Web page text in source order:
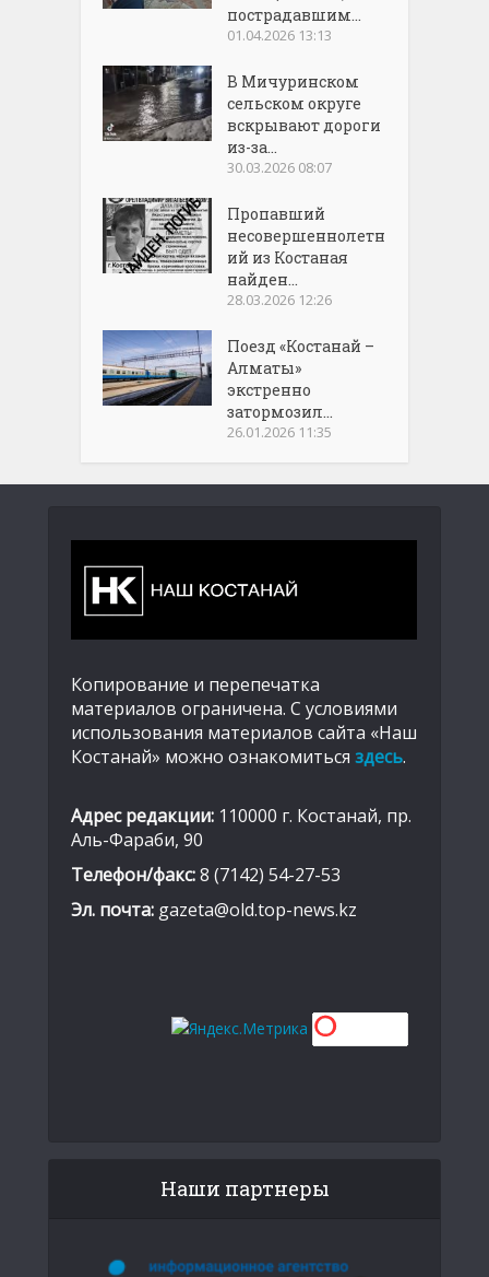
пострадавшим...
01.04.2026 13:13
В Мичуринском
сельском округе
вскрывают дороги
из-за...
30.03.2026 08:07
Пропавший
несовершеннолетн
ий из Костаная
найден...
28.03.2026 12:26
Поезд «Костанай –
Алматы»
экстренно
затормозил...
26.01.2026 11:35
Копирование и перепечатка
материалов ограничена. С условиями
использования материалов сайта «Наш
Костанай» можно ознакомиться здесь.
Адрес редакции: 110000 г. Костанай, пр.
Аль-Фараби, 90
Телефон/факс:8 (7142) 54-27-53
Эл. почта: gazeta@old.top-news.kz
Наши партнеры